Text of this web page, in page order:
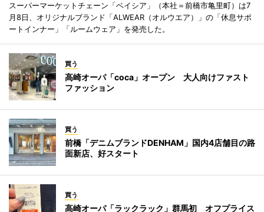
スーパーマーケットチェーン「ベイシア」（本社＝前橋市亀里町）は7
月8日、オリジナルブランド「ALWEAR（オルウエア）」の「休息サポ
ートインナー」「ルームウェア」を発売した。
買う
高崎オーパ「coca」オープン 大人向けファスト
ファッション
買う
前橋「デニムブランドDENHAM」国内4店舗目の路
面新店、好スタート
買う
高崎オーパ「ラックラック」群馬初 オフプライス